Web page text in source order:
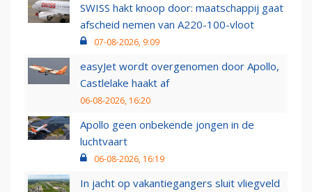
SWISS hakt knoop door: maatschappij gaat
afscheid nemen van A220-100-vloot
07-08-2026, 9:09
easyJet wordt overgenomen door Apollo,
Castlelake haakt af
06-08-2026, 16:20
Apollo geen onbekende jongen in de
luchtvaart
06-08-2026, 16:19
In jacht op vakantiegangers sluit vliegveld